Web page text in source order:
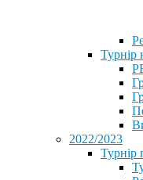
Турнір
2022/2023
Турнір